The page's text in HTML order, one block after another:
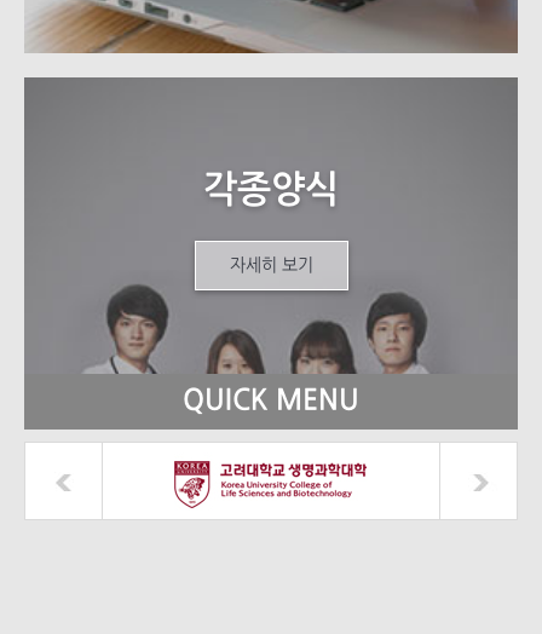
각종양식
자세히 보기
QUICK MENU